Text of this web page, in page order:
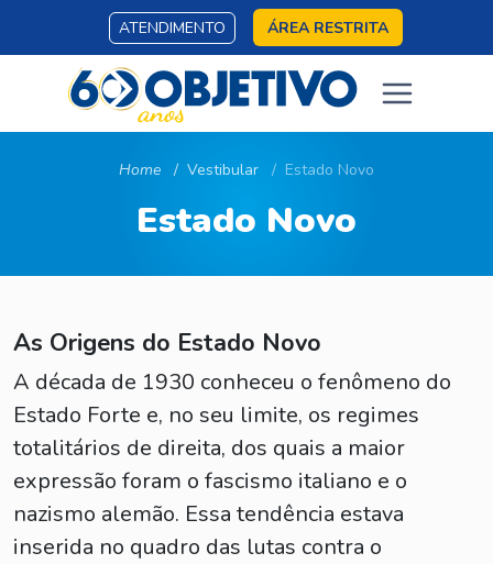
ATENDIMENTO ÁREA RESTRITA
Home Vestibular Estado Novo
Estado Novo
As Origens do Estado Novo
A década de 1930 conheceu o fenômeno do
Estado Forte e, no seu limite, os regimes
totalitários de direita, dos quais a maior
expressão foram o fascismo italiano e o
nazismo alemão. Essa tendência estava
inserida no quadro das lutas contra o